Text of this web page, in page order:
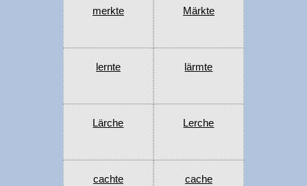
merkte Märkte
lernte lärmte
Lärche Lerche
cachte cache